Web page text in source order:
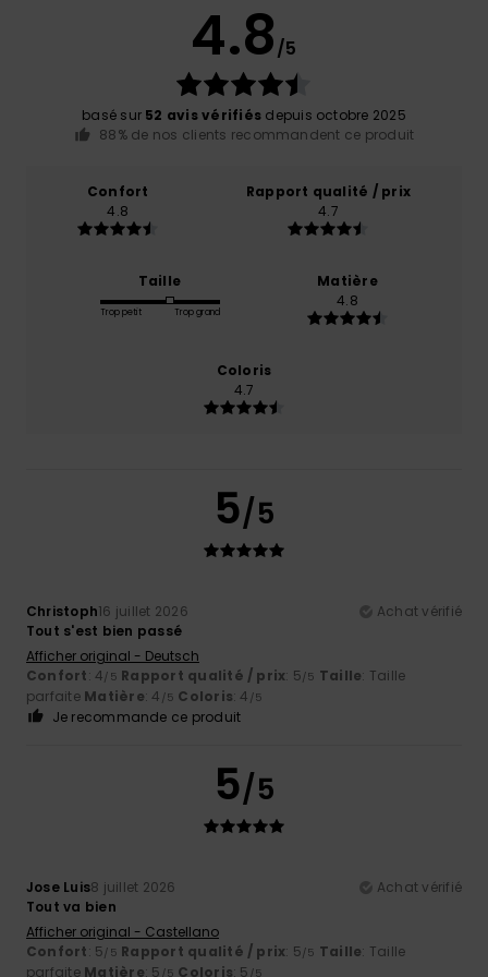
4.8/5
basé sur 52 avis vérifiés depuis octobre 2025
88% de nos clients recommandent ce produit
Confort
4.8
Rapport qualité / prix
4.7
Taille
Trop petit Trop grand
Matière
4.8
Coloris
4.7
5/5
Christoph16 juillet 2026
Achat vérifié
Tout s'est bien passé
Afficher original - Deutsch
Confort: 4/5 Rapport qualité / prix: 5/5 Taille: Taille
parfaite Matière: 4 /5 Coloris: 4 /5
Je recommande ce produit
5/5
Jose Luis8 juillet 2026
Achat vérifié
Tout va bien
Afficher original - Castellano
Confort: 5/5 Rapport qualité / prix: 5/5 Taille: Taille
parfaite Matière: 5 /5 Coloris: 5 /5